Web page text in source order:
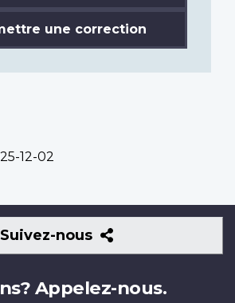
une correction
12-02
Suivez-nous
Suivez-
nous
Appelez-nous.